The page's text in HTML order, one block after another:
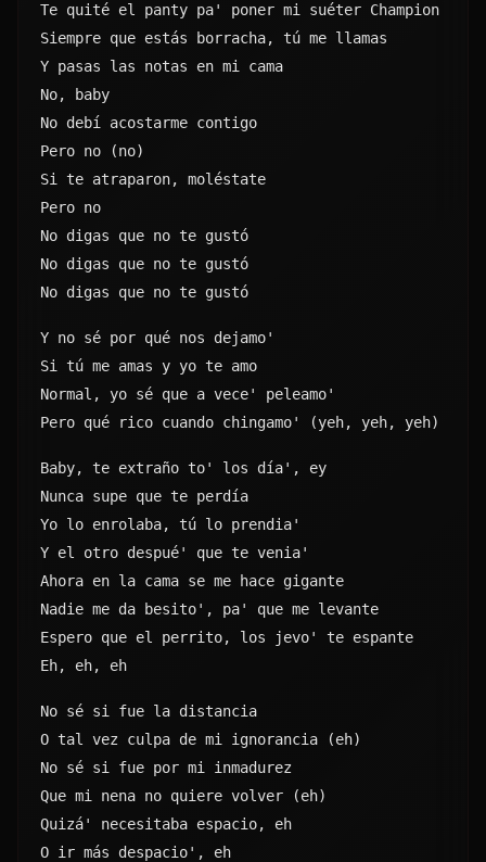
Te quité el panty pa' poner mi suéter Champion
Siempre que estás borracha, tú me llamas
Y pasas las notas en mi cama
No, baby
No debí acostarme contigo
Pero no (no)
Si te atraparon, moléstate
Pero no
No digas que no te gustó
No digas que no te gustó
No digas que no te gustó
Y no sé por qué nos dejamo'
Si tú me amas y yo te amo
Normal, yo sé que a vece' peleamo'
Pero qué rico cuando chingamo' (yeh, yeh, yeh)
Baby, te extraño to' los día', ey
Nunca supe que te perdía
Yo lo enrolaba, tú lo prendia'
Y el otro despué' que te venia'
Ahora en la cama se me hace gigante
Nadie me da besito', pa' que me levante
Espero que el perrito, los jevo' te espante
Eh, eh, eh
No sé si fue la distancia
O tal vez culpa de mi ignorancia (eh)
No sé si fue por mi inmadurez
Que mi nena no quiere volver (eh)
Quizá' necesitaba espacio, eh
O ir más despacio', eh